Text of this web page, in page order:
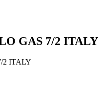
GAS 7/2 ITALY
2 ITALY